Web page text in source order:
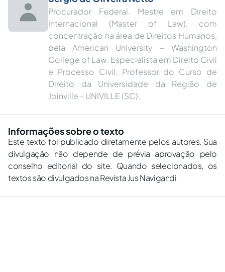
Procurador Federal. Mestre em Direito
Internacional (Master of Law), com
concentração na área de Direitos Humanos,
pela American University – Washington
College of Law. Especialista em Direito Civil
e Processo Civil. Professor do Curso de
Direito da Universidade da Região de
Joinville - UNIVILLE (SC).
Informações sobre o texto
Este texto foi publicado diretamente pelos autores. Sua
divulgação não depende de prévia aprovação pelo
conselho editorial do site. Quando selecionados, os
textos são divulgados na Revista Jus Navigandi